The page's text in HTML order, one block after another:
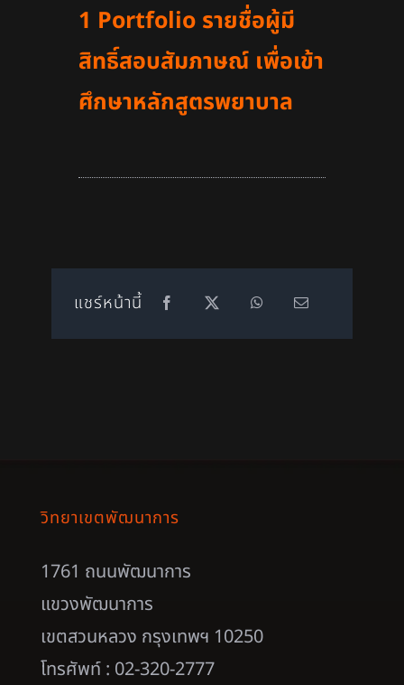
1 Portfolio รายชื่อผู้มี
สิทธิ์สอบสัมภาษณ์ เพื่อเข้า
ศึกษาหลักสูตรพยาบาล
แชร์หน้านี้
วิทยาเขตพัฒนาการ
1761 ถนนพัฒนาการ
แขวงพัฒนาการ
เขตสวนหลวง กรุงเทพฯ 10250
โทรศัพท์ : 02-320-2777